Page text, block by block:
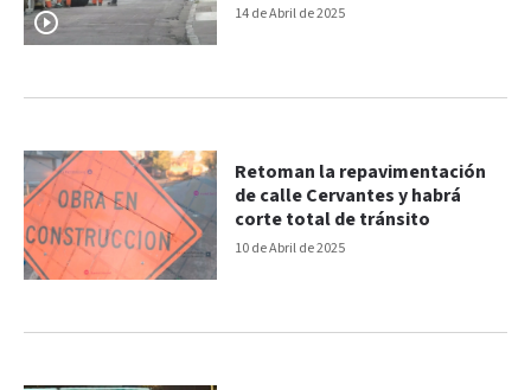
14 de Abril de 2025
10 de Abril de 2025
Retoman la repavimentación
de calle Cervantes y habrá
corte total de tránsito